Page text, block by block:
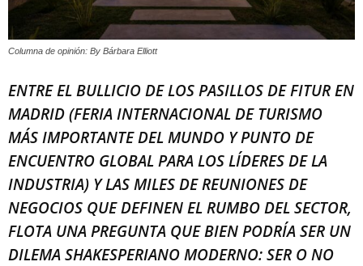
Columna de opinión: By Bárbara Elliott
ENTRE EL BULLICIO DE LOS PASILLOS DE FITUR EN
MADRID (FERIA INTERNACIONAL DE TURISMO
MÁS IMPORTANTE DEL MUNDO Y PUNTO DE
ENCUENTRO GLOBAL PARA LOS LÍDERES DE LA
INDUSTRIA) Y LAS MILES DE REUNIONES DE
NEGOCIOS QUE DEFINEN EL RUMBO DEL SECTOR,
FLOTA UNA PREGUNTA QUE BIEN PODRÍA SER UN
DILEMA SHAKESPERIANO MODERNO: SER O NO